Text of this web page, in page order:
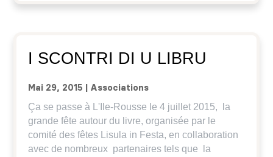
I SCONTRI DI U LIBRU
Mai 29, 2015 Associations
Ça se passe à L'Ile-Rousse le 4 juillet 2015, la
grande fête autour du livre, organisée par le
comité des fêtes Lisula in Festa, en collaboration
avec de nombreux partenaires tels que la